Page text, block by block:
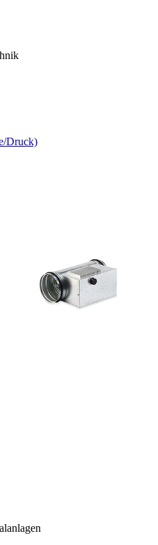
Druck)